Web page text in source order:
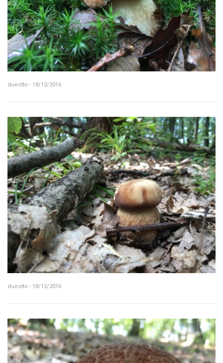
dueotto - 18/12/2016
dueotto - 18/12/2016